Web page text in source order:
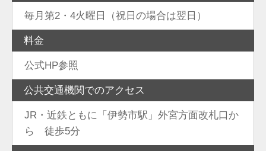
毎月第2・4火曜日（祝日の場合は翌日）
料金
公式HP参照
公共交通機関でのアクセス
JR・近鉄ともに「伊勢市駅」外宮方面改札口か
ら 徒歩5分